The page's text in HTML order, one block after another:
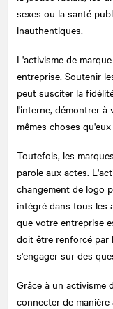
sexes ou la santé
inauthentiques.
L'activisme de
entreprise. Soutenir
peut susciter la
l'interne, démontrer à
mêmes choses
Toutefois, les
parole aux actes.
changement de logo
intégré dans tous les
que votre entreprise
doit être renforcé par
s'engager sur des
Grâce à un activisme
connecter de